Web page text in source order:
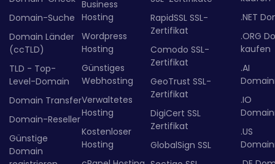
Domain-Suche
Domain Länder
(ccTLD)
TLD - Top-
Level-Domain
Domain Transfer
Domain-Reseller
Günstige
Domain
Business
Hosting
Wordpress
Hosting
Günstiges
Webhosting
Verwaltetes
Hosting
Kostenloser
Hosting
RapidSSL SSL-
Zertifikat
Comodo SSL-
Zertifikat
GeoTrust SSL-
Zertifikat
DigiCert SSL
Zertifikat
GlobalSign SSL
.NET
.ORG
kaufen
.AI
.IO
.US